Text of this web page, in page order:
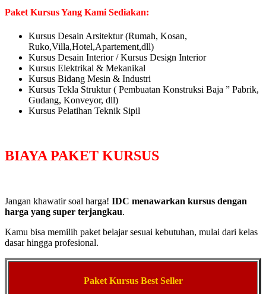
Paket Kursus Yang Kami Sediakan:
Kursus Desain Arsitektur (Rumah, Kosan,
Ruko,Villa,Hotel,Apartement,dll)
Kursus Desain Interior / Kursus Design Interior
Kursus Elektrikal & Mekanikal
Kursus Bidang Mesin & Industri
Kursus Tekla Struktur ( Pembuatan Konstruksi Baja ” Pabrik,
Gudang, Konveyor, dll)
Kursus Pelatihan Teknik Sipil
BIAYA PAKET KURSUS
Jangan khawatir soal harga! IDC menawarkan kursus dengan
harga yang super terjangkau.
Kamu bisa memilih paket belajar sesuai kebutuhan, mulai dari kelas
dasar hingga profesional.
Paket Kursus Best Seller